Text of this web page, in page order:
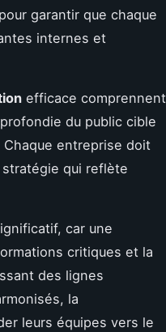
garantir que chaque
internes et
efficace comprennent
du public cible
entreprise doit
qui reflète
car une
critiques et la
des lignes
la
leurs équipes vers le